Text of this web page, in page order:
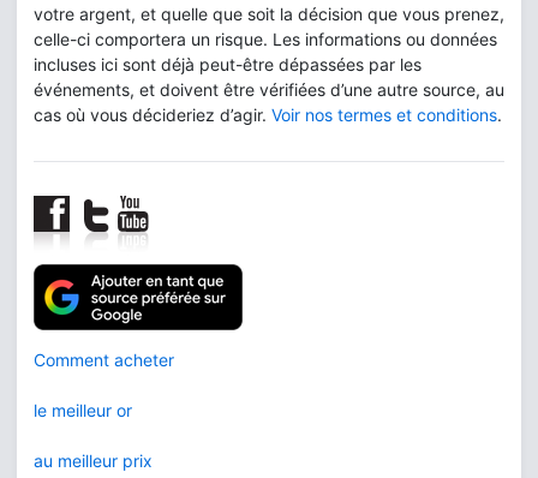
votre argent, et quelle que soit la décision que vous prenez,
celle-ci comportera un risque. Les informations ou données
incluses ici sont déjà peut-être dépassées par les
événements, et doivent être vérifiées d’une autre source, au
cas où vous décideriez d’agir. Voir nos termes et conditions.
Comment acheter
le meilleur or
au meilleur prix